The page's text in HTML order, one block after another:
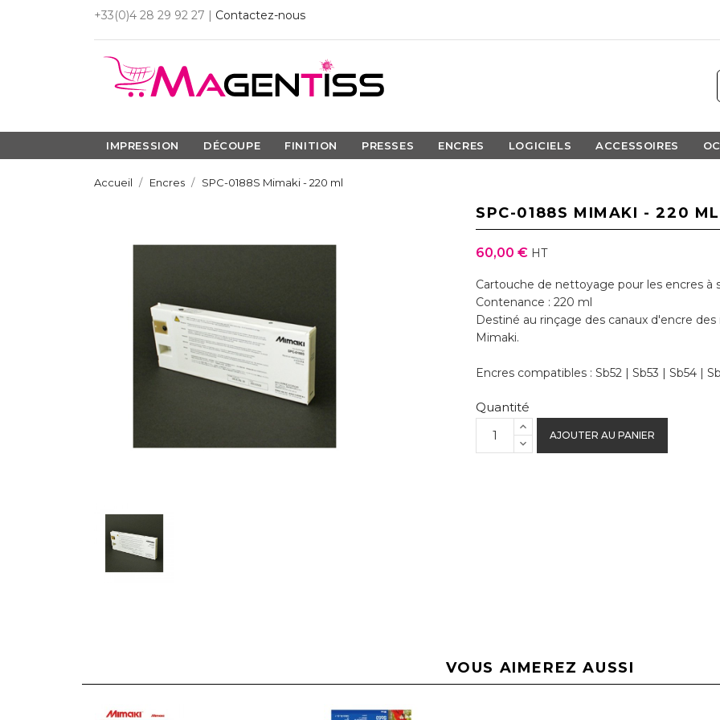
+33(0)4 28 29 92 27 | Contactez-nous
IMPRESSION DÉCOUPE FINITION PRESSES ENCRES LOGICIELS ACCESSOIRES
Accueil Encres SPC-0188S Mimaki - 220 ml
SPC-0188S MIMAKI - 220 ML
60,00 € HT
Cartouche de nettoyage pour les encres à
Contenance : 220 ml
Destiné au rinçage des canaux d'encre
Mimaki.
Encres compatibles : Sb52 | Sb53 | Sb54 |
Quantité
AJOUTER AU PANIER
VOUS AIMEREZ AUSSI